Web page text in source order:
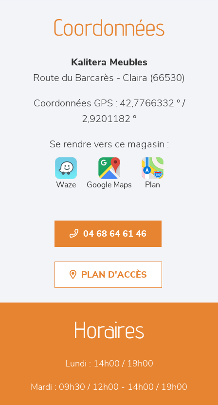
chambres et dressing
décoration
Coordonnées
Kalitera Meubles
Route du Barcarès - Claira (66530)
Coordonnées GPS : 42,7766332 ° /
2,9201182 °
Se rendre vers ce magasin :
Waze Google Maps Plan
04 68 64 61 46
PLAN D'ACCÈS
Horaires
Lundi : 14h00 / 19h00
Mardi : 09h30 / 12h00 - 14h00 / 19h00